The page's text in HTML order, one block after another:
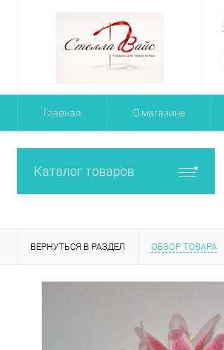
Главная О магазине
Каталог товаров
ВЕРНУТЬСЯ В РАЗДЕЛ ОБЗОР ТОВАРА